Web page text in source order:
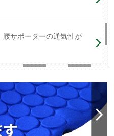
腰サポーターの通気性が